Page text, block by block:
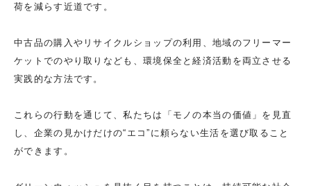
荷を減らす近道です。
中古品の購入やリサイクルショップの利用、地域のフリーマー
ケットでのやり取りなども、環境保全と経済活動を両立させる
実践的な方法です。
これらの行動を通じて、私たちは「モノの本当の価値」を見直
し、企業の見かけだけの“エコ”に頼らない生活を選び取ること
ができます。